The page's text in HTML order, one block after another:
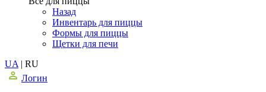
Назад
Инвентарь для пиццы
Формы для пиццы
Щетки для печи
UA | RU
Логин